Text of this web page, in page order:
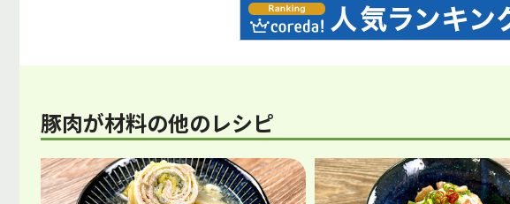
豚肉が材料の他のレシピ